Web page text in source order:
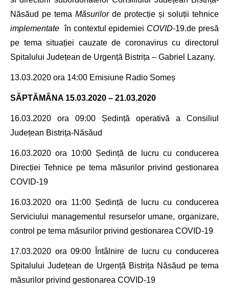
Năsăud pe tema Măsurilor de protecție și soluții tehnice
implementate în contextul epidemiei COVID-19.de presă
pe tema situației cauzate de coronavirus cu directorul
Spitalului Județean de Urgență Bistrița – Gabriel Lazany.
13.03.2020 ora 14:00 Emisiune Radio Someș
SĂPTĂMÂNA 15.03.2020 – 21.03.2020
16.03.2020 ora 09:00 Ședință operativă a Consiliul
Județean Bistrița-Năsăud
16.03.2020 ora 10:00 Ședință de lucru cu conducerea
Direcției Tehnice pe tema măsurilor privind gestionarea
COVID-19
16.03.2020 ora 11:00 Ședință de lucru cu conducerea
Serviciului managementul resurselor umane, organizare,
control pe tema măsurilor privind gestionarea COVID-19
17.03.2020 ora 09:00 Întâlnire de lucrucu conducerea
Spitalului Județean de Urgență Bistrița Năsăud pe tema
măsurilor privind gestionarea COVID-19